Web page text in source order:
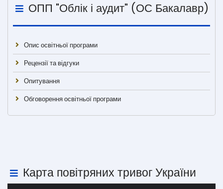
ОПП "Облік і аудит" (ОС Бакалавр)
Опис освітньої програми
Рецензії та відгуки
Опитування
Обговорення освітньої програми
Карта повітряних тривог України